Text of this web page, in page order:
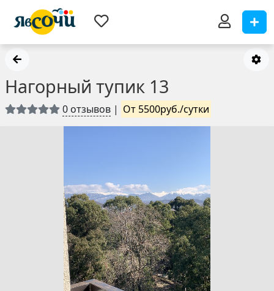
Нагорный тупик 13
0 отзывов | От 5500руб./сутки